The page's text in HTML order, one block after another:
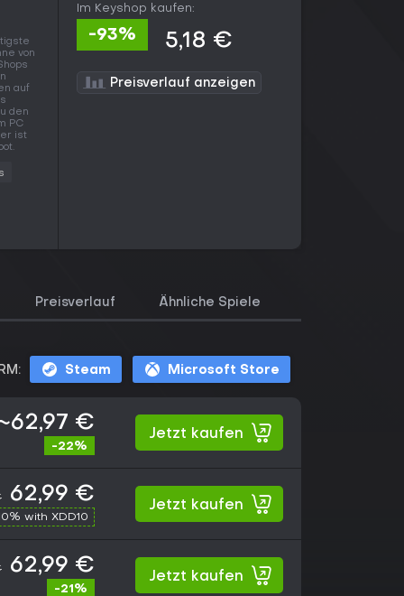
von
auf
den
PC
ist
Im Keyshop kaufen:
-93% 5,18 €
Preisverlauf anzeigen
Preisverlauf Ähnliche Spiele
Steam Microsoft Store
€
-22%
Jetzt kaufen
62,99 €
with XDD10
Jetzt kaufen
62,99 €
-21%
Jetzt kaufen